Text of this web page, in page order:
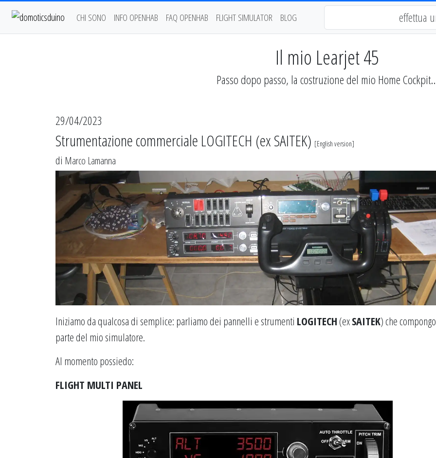
CHI SONO INFO OPENHAB FAQ OPENHAB FLIGHT SIMULATOR BLOG
Il mio Learjet 45
Passo dopo passo, la costruzione del mio Home
29/04/2023
Strumentazione commerciale LOGITECH (ex SAITEK) [English version]
di Marco Lamanna
Iniziamo da qualcosa di semplice: parliamo dei pannelli e strumenti LOGITECH (exSAITEK) che
parte del mio simulatore.
Al momento possiedo:
FLIGHT MULTI PANEL